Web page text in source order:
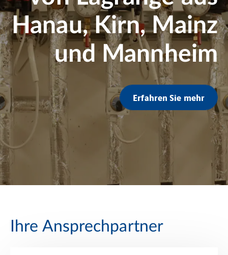
Hanau, Kirn, Mainz
und Mannheim
Erfahren Sie mehr
Ihre Ansprechpartner